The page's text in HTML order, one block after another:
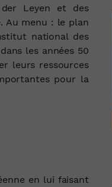
der Leyen et des
Au menu : le plan
national des
les années 50
leurs ressources
pour la
en lui faisant